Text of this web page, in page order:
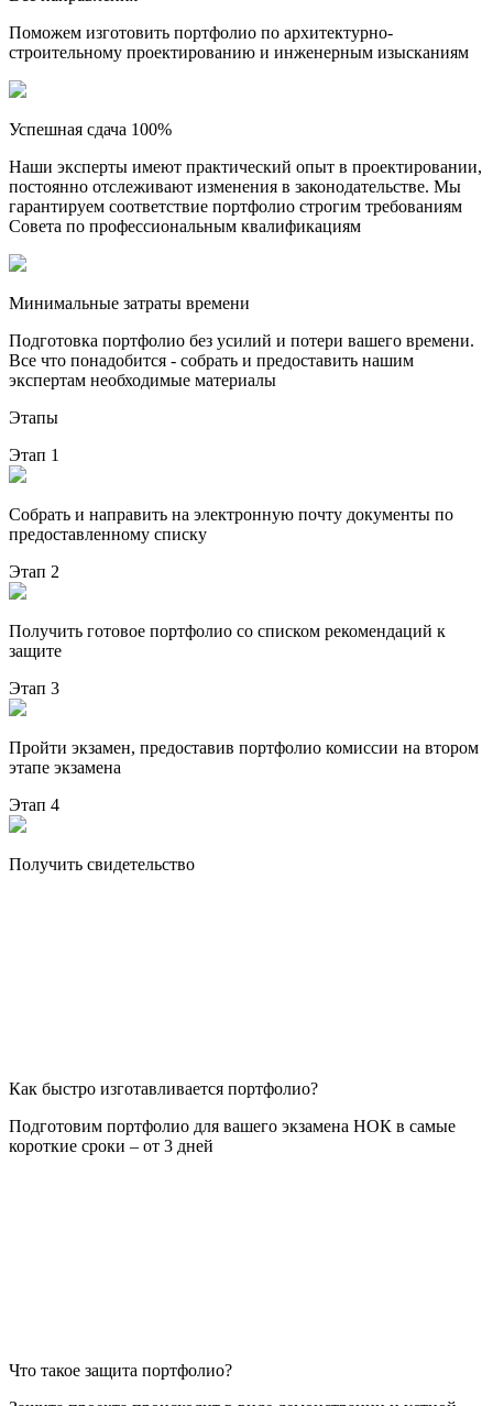
Поможем изготовить портфолио по архитектурно-
строительному проектированию и инженерным изысканиям
Успешная сдача 100%
Наши эксперты имеют практический опыт в проектировании,
постоянно отслеживают изменения в законодательстве. Мы
гарантируем соответствие портфолио строгим требованиям
Совета по профессиональным квалификациям
Минимальные затраты времени
Подготовка портфолио без усилий и потери вашего времени.
Все что понадобится - собрать и предоставить нашим
экспертам необходимые материалы
Этапы
Этап 1
Собрать и направить на электронную почту документы по
предоставленному списку
Этап 2
Получить готовое портфолио со списком рекомендаций к
защите
Этап 3
Пройти экзамен, предоставив портфолио комиссии на втором
этапе экзамена
Этап 4
Получить свидетельство
Как быстро изготавливается портфолио?
Подготовим портфолио для вашего экзамена НОК в самые
короткие сроки – от 3 дней
Что такое защита портфолио?